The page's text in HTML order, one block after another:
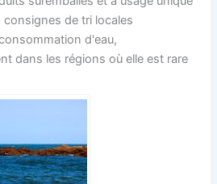
consignes de tri locales
d'eau,
dans les régions où elle est rare